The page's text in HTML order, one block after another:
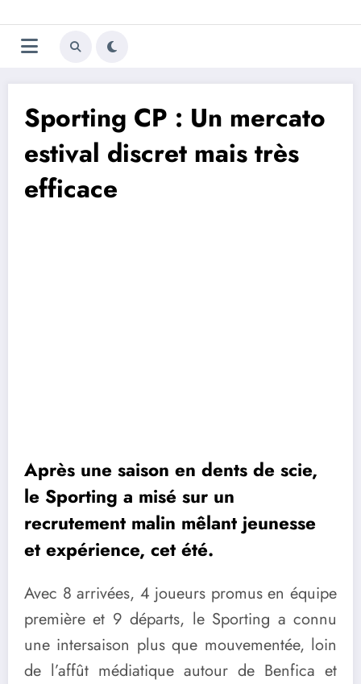
au
contenu
Trivela
L'actualité du football
Sporting CP : Un mercato
estival discret mais très
efficace
Après une saison en dents de scie,
le Sporting a misé sur un
recrutement malin mêlant jeunesse
et expérience, cet été.
Avec 8 arrivées, 4 joueurs promus en équipe
première et 9 départs, le Sporting a connu
une intersaison plus que mouvementée, loin
de l’affût médiatique autour de Benfica et